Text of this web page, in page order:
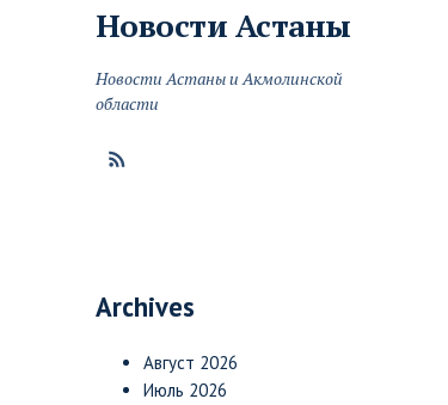
Новости Астаны
Новости Астаны и Акмолинской
области
Archives
Август 2026
Июль 2026